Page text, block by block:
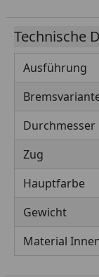
Technische
Ausführung
Durchmesser
Zug
Hauptfarbe
Gewicht
Material